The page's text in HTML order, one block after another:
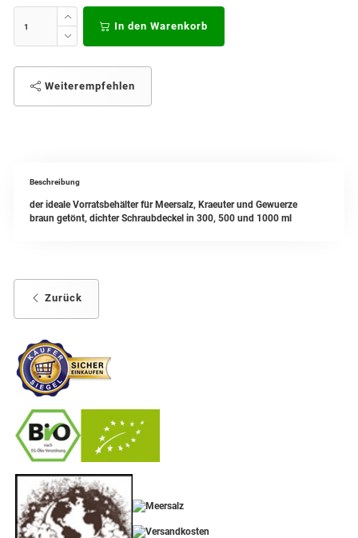
In den Warenkorb
Weiterempfehlen
Beschreibung
der ideale Vorratsbehälter für Meersalz, Kraeuter und Gewuerze
braun getönt, dichter Schraubdeckel in 300, 500 und 1000 ml
Zurück